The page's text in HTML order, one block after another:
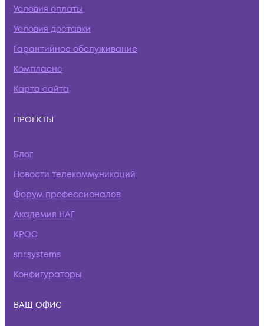
Условия оплаты
Условия доставки
Гарантийное обслуживание
Комплаенс
Карта сайта
ПРОЕКТЫ
Блог
Новости телекоммуникаций
Форум профессионалов
Академия НАГ
КРОС
snr.systems
Конфигураторы
ВАШ ОФИС